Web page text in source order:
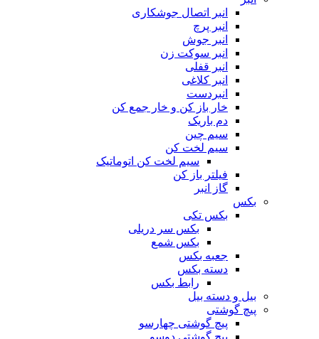
انبر اتصال جوشکاری
انبر پرچ
انبر جوش
انبر سوکت زن
انبر قفلی
انبر کلاغی
انبردست
خار باز کن و خار جمع کن
دم باریک
سیم چین
سیم لخت کن
سیم لخت کن اتوماتیک
فیلتر باز کن
گاز انبر
بکس
بکس تکی
بکس سر دریلی
بکس شمع
جعبه بکس
دسته بکس
رابط بکس
بیل و دسته بیل
پیچ گوشتی
پیچ گوشتی چهارسو
پیچ گوشتی دوسو